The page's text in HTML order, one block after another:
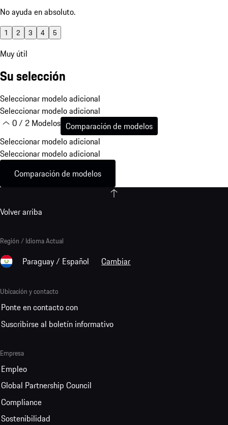
No ayuda en absoluto.
1 2 3 4 5
Muy útil
Su selección
Seleccionar modelo adicional
Seleccionar modelo adicional
0 / 2 Modelos Comparación de modelos
Seleccionar modelo adicional
Seleccionar modelo adicional
Comparación de modelos